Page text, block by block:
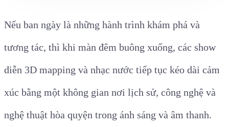
Nếu ban ngày là những hành trình khám phá và
tương tác, thì khi màn đêm buông xuống, các show
diễn 3D mapping và nhạc nước tiếp tục kéo dài cảm
xúc bằng một không gian nơi lịch sử, công nghệ và
nghệ thuật hòa quyện trong ánh sáng và âm thanh.